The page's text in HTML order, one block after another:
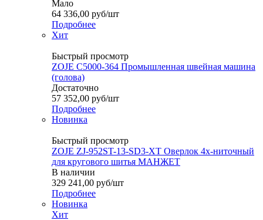
Мало
64 336,00 руб/шт
Подробнее
Хит
Быстрый просмотр
ZOJE C5000-364 Промышленная швейная машина
(голова)
Достаточно
57 352,00 руб/шт
Подробнее
Новинка
Быстрый просмотр
ZOJE ZJ-952ST-13-SD3-XT Оверлок 4х-ниточный
для кругового шитья МАНЖЕТ
В наличии
329 241,00 руб/шт
Подробнее
Новинка
Хит